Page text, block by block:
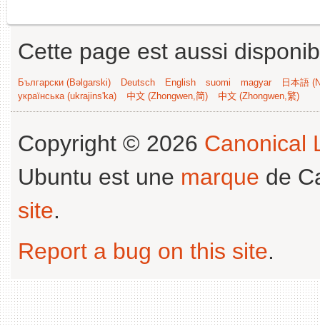
Cette page est aussi
Български (Bəlgarski) Deutsch English suomi magyar
日本語
українська (ukrajins'ka)
中文 (Zhongwen,简) 中文 (Zhongwen,繁)
Copyright © 2026 Canonical
Ubuntu est une marque de
site.
Report a bug on this site.